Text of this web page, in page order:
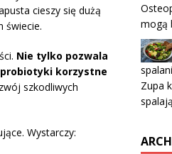
cieszy się dużą
świecie.
Nie tylko pozwala
probiotyki korzystne
szkodliwych
Wystarczy:
mogą
Zupa